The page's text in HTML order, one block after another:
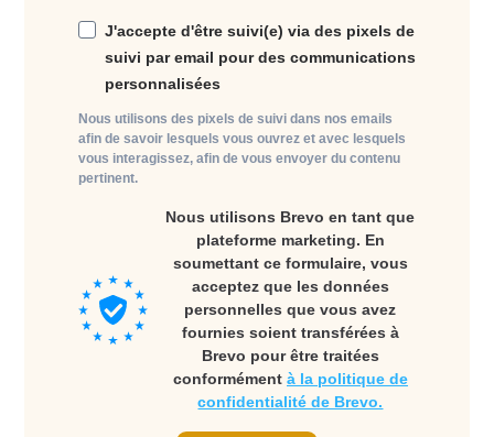
J'accepte d'être suivi(e) via des pixels de
suivi par email pour des communications
personnalisées
Nous utilisons des pixels de suivi dans nos emails
afin de savoir lesquels vous ouvrez et avec lesquels
vous interagissez, afin de vous envoyer du contenu
pertinent.
Nous utilisons Brevo en tant que
plateforme marketing. En
soumettant ce formulaire, vous
acceptez que les données
personnelles que vous avez
fournies soient transférées à
Brevo pour être traitées
conformément à la politique de
confidentialité de Brevo.